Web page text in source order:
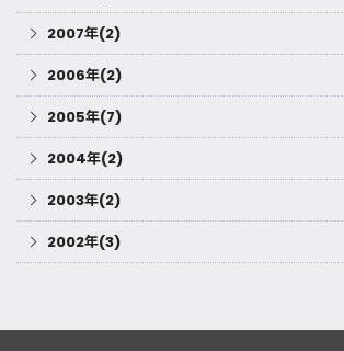
2007年(2)
2006年(2)
2005年(7)
2004年(2)
2003年(2)
2002年(3)